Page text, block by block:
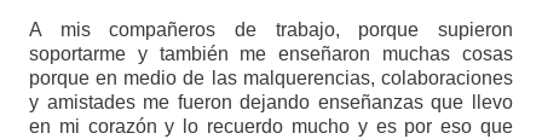
A mis compañeros de trabajo, porque supieron
soportarme y también me enseñaron muchas cosas
porque en medio de las malquerencias, colaboraciones
y amistades me fueron dejando enseñanzas que llevo
en mi corazón y lo recuerdo mucho y es por eso que